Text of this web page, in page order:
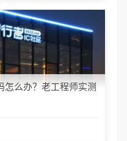
么办？老工程师实测